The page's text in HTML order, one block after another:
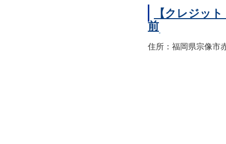
【クレジッ
前
住所：福岡県宗像市